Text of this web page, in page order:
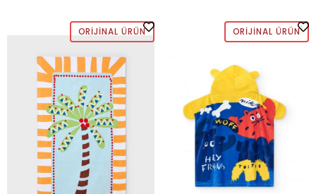
ORIJINAL ÜRÜN ORIJINAL ÜRÜN